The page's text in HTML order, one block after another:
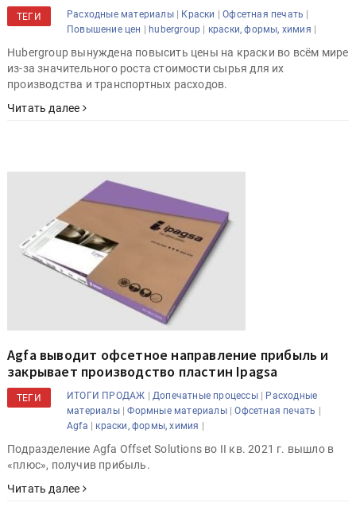
ТЕГИ Расходные материалы| Краски |Офсетная печать |
Повышение цен |hubergroup | краски, формы, химия |
Hubergroup вынуждена повысить цены на краски во всём мире
из-за значительного роста стоимости сырья для их
производства и транспортных расходов.
Читать далее
Agfa выводит офсетное направление прибыль и
закрывает производство пластин Ipagsa
ТЕГИ ИТОГИ ПРОДАЖ | Допечатные процессы| Расходные
материалы|Формные материалы|Офсетная печать |
Agfa | краски, формы, химия |
Подразделение Agfa Offset Solutions во II кв. 2021 г. вышло в
«плюс», получив прибыль.
Читать далее